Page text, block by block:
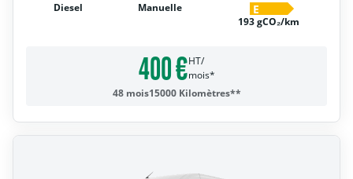
Diesel Manuelle E
193 gCO₂/km
400 €HT/
mois*
48 mois15000 Kilomètres**